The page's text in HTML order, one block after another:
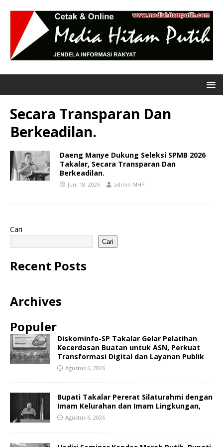
Secara Transparan Dan
Berkeadilan.
Daeng Manye Dukung Seleksi SPMB 2026
Takalar, Secara Transparan Dan
Berkeadilan.
Juni 18, 2026 admin MHP
Cari
Cari
Recent Posts
Archives
Populer
Diskominfo-SP Takalar Gelar Pelatihan
Kecerdasan Buatan untuk ASN, Perkuat
Transformasi Digital dan Layanan Publik
Agustus 6, 2026
Bupati Takalar Pererat Silaturahmi dengan
Imam Kelurahan dan Imam Lingkungan,
Agustus 6, 2026